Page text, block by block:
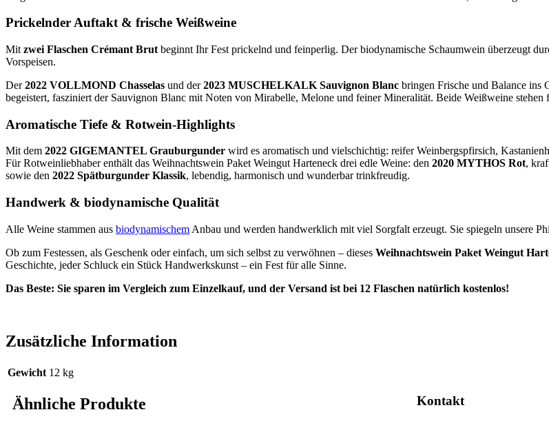
Prickelnder Auftakt & frische Weißweine
Mit zwei Flaschen Crémant Brut beginnt Ihr Fest prickelnd und feinperlig. Der biodynamische Schaumwein überzeugt
Vorspeisen.
Der2022 VOLLMOND Chasselas und der2023 MUSCHELKALK Sauvignon Blanc bringen Frische und Balance ins
begeistert, fasziniert der Sauvignon Blanc mit Noten von Mirabelle, Melone und feiner Mineralität. Beide Weißweine
Aromatische Tiefe & Rotwein-Highlights
Mit dem 2022 GIGEMANTEL Grauburgunder wird es aromatisch und vielschichtig: reifer Weinbergspfirsich,
Für Rotweinliebhaber enthält das Weihnachtswein Paket Weingut Harteneck drei edle Weine: den 2020 MYTHOS Rot,
sowie den 2022 Spätburgunder Klassik, lebendig, harmonisch und wunderbar trinkfreudig.
Handwerk & biodynamische Qualität
Alle Weine stammen aus biodynamischem Anbau und werden handwerklich mit viel Sorgfalt erzeugt. Sie spiegeln unsere
Ob zum Festessen, als Geschenk oder einfach, um sich selbst zu verwöhnen – dieses Weihnachtswein Paket Weingut
Geschichte, jeder Schluck ein Stück Handwerkskunst – ein Fest für alle Sinne.
Das Beste: Sie sparen im Vergleich zum Einzelkauf, und der Versand ist bei 12 Flaschen natürlich kostenlos!
Zusätzliche Information
Gewicht 12 kg
Ähnliche Produkte Kontakt